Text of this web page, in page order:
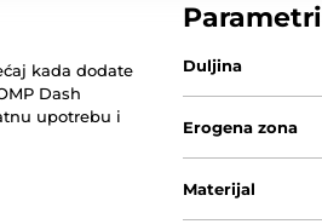
kada dodate
Dash
upotrebu i
Parametri
Duljina
Erogena zona
Materijal